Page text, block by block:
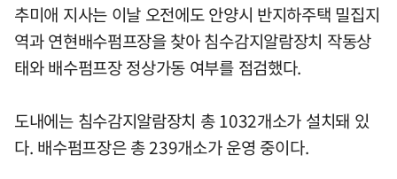
추미애 지사는 이날 오전에도 안양시 반지하주택 밀집지
역과 연현배수펌프장을 찾아 침수감지알람장치 작동상
태와 배수펌프장 정상가동 여부를 점검했다.
도내에는 침수감지알람장치 총 1032개소가 설치돼 있
다. 배수펌프장은 총 239개소가 운영 중이다.